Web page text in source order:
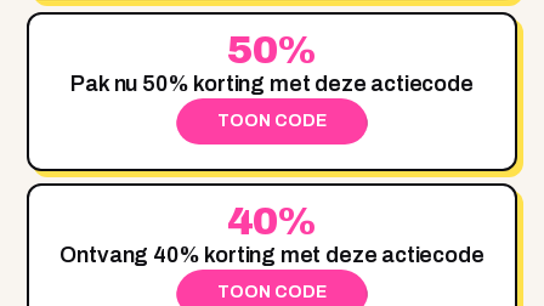
50%
Pak nu 50% korting met deze actiecode
TOON CODE
40%
Ontvang 40% korting met deze actiecode
TOON CODE